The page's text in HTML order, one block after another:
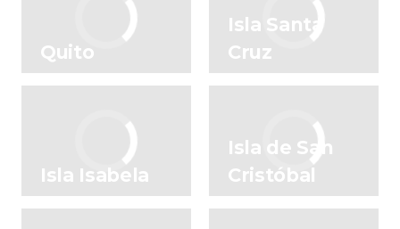
Quito
Isla Santa
Cruz
Isla Isabela
Isla de San
Cristóbal